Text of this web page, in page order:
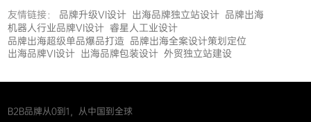
友情链接： 品牌升级VI设计 出海品牌独立站设计 品牌出海
机器人行业品牌VI设计 睿星人工业设计
品牌出海超级单品爆品打造 品牌出海全案设计策划定位
出海品牌VI设计 出海品牌包装设计 外贸独立站建设
B2B品牌从0到1，从中国到全球